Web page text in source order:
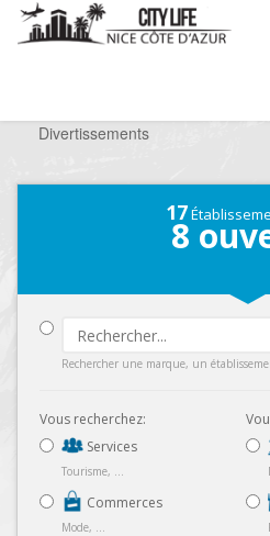
Divertissements
17
8
Rechercher une marque, un
Vous recherchez:
Services
Tourisme, ...
Commerces
Mode, ...